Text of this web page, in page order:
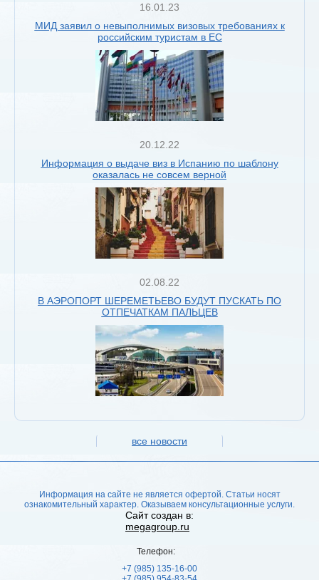
16.01.23
МИД заявил о невыполнимых визовых требованиях к
российским туристам в ЕС
20.12.22
Информация о выдаче виз в Испанию по шаблону
оказалась не совсем верной
02.08.22
В АЭРОПОРТ ШЕРЕМЕТЬЕВО БУДУТ ПУСКАТЬ ПО
ОТПЕЧАТКАМ ПАЛЬЦЕВ
все новости
Информация на сайте не является офертой. Статьи носят
ознакомительный характер. Оказываем консультационные услуги.
Сайт создан в:
megagroup.ru
Телефон:
+7 (985) 135-16-00